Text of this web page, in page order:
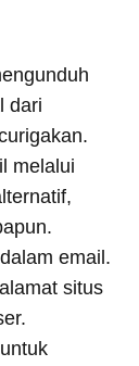
dari
melalui
email.
situs